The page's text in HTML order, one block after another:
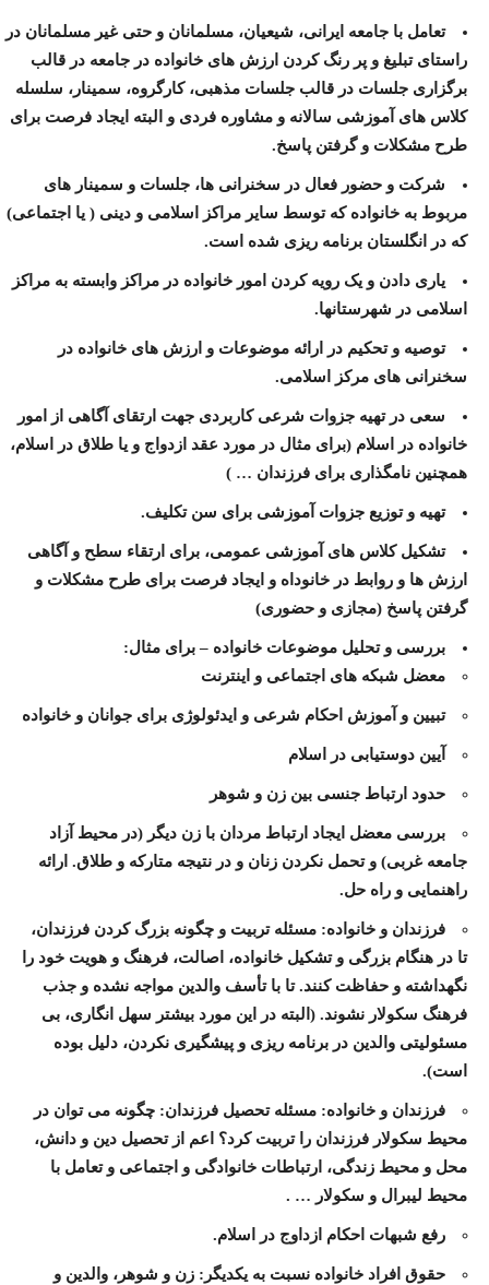
تعامل با جامعه ایرانی، شیعیان، مسلمانان و حتی غیر مسلمانان در
راستای تبلیغ و پر رنگ کردن ارزش های خانواده در جامعه در قالب
برگزاری جلسات در قالب جلسات مذهبی، کارگروه، سمینار، سلسله
کلاس های آموزشی سالانه و مشاوره فردی و البته ايجاد فرصت برای
طرح مشکلات و گرفتن پاسخ.
شرکت و حضور فعال در سخنرانی ها، جلسات و سمینار های
مربوط به خانواده که توسط سایر مراکز اسلامی و دینی ( یا اجتماعی)
که در انگلستان برنامه ریزی شده است.
یاری دادن و یک رویه کردن امور خانواده در مراکز وابسته به مراکز
اسلامی در شهرستانها.
توصیه و تحکیم در ارائه موضوعات و ارزش های خانواده در
سخنرانی های مرکز اسلامی.
سعی در تهیه جزوات شرعی کاربردی جهت ارتقای آگاهی از امور
خانواده در اسلام (برای مثال در مورد عقد ازدواج و یا طلاق در اسلام،
همچنین نامگذاری برای فرزندان … )
تهیه و توزیع جزوات آموزشی برای سن تکلیف.
تشکيل کلاس های آموزشی عمومی، برای ارتقاء سطح و آگاهی
ارزش ها و روابط در خانوداه و ايجاد فرصت برای طرح مشکلات و
گرفتن پاسخ (مجازی و حضوری)
بررسی و تحلیل موضوعات خانواده – برای مثال:
معضل شبکه های اجتماعی و اینترنت
تبیین و آموزش احکام شرعی و ایدئولوژی برای جوانان و خانواده
آیین دوستیابی در اسلام
حدود ارتباط جنسی بین زن و شوهر
بررسی معضل ایجاد ارتباط مردان با زن دیگر (در محیط آزاد
جامعه غربی) و تحمل نکردن زنان و در نتیجه متارکه و طلاق. ارائه
راهنمایی و راه حل.
فرزندان و خانواده: مسئله تربیت و چگونه بزرگ کردن فرزندان،
تا در هنگام بزرگی و تشکیل خانواده، اصالت، فرهنگ و هویت خود را
نگهداشته و حفاظت کنند. تا با تأسف والدین مواجه نشده و جذب
فرهنگ سکولار نشوند. (البته در این مورد بیشتر سهل انگاری، بی
مسئولیتی والدین در برنامه ریزی و پیشگیری نکردن، دلیل بوده
است).
فرزندان و خانواده: مسئله تحصیل فرزندان: چگونه می توان در
محیط سکولار فرزندان را تربیت کرد؟ اعم از تحصیل دین و دانش،
محل و محیط زندگی، ارتباطات خانوادگی و اجتماعی و تعامل با
محیط لیبرال و سکولار … .
رفع شبهات احکام ازداوج در اسلام.
حقوق افراد خانواده نسبت به یکدیگر: زن و شوهر، والدین و